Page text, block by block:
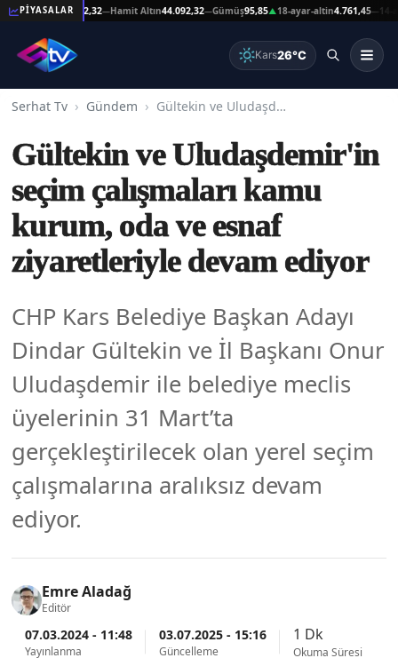
PİYASALAR
Altın44.092,32 Hamit Altın44.092,32—Gümüş95,85▲18-ayar-altin4.761,45—14-ayar-
Kars26°C
Serhat Tv Gündem Gültekin ve Uludaşdemir'in seçim çalışmaları kamu kurum, oda ve esnaf ziyaretleriyle devam ediyor
Gültekin ve Uludaşdemir'in
seçim çalışmaları kamu
kurum, oda ve esnaf
ziyaretleriyle devam ediyor
CHP Kars Belediye Başkan Adayı
Dindar Gültekin ve İl Başkanı Onur
Uludaşdemir ile belediye meclis
üyelerinin 31 Mart’ta
gerçekleştirilecek olan yerel seçim
çalışmalarına aralıksız devam
ediyor.
Emre Aladağ
Editör
07.03.2024 - 11:48
Yayınlanma
03.07.2025 - 15:16
Güncelleme
1 Dk
Okuma Süresi